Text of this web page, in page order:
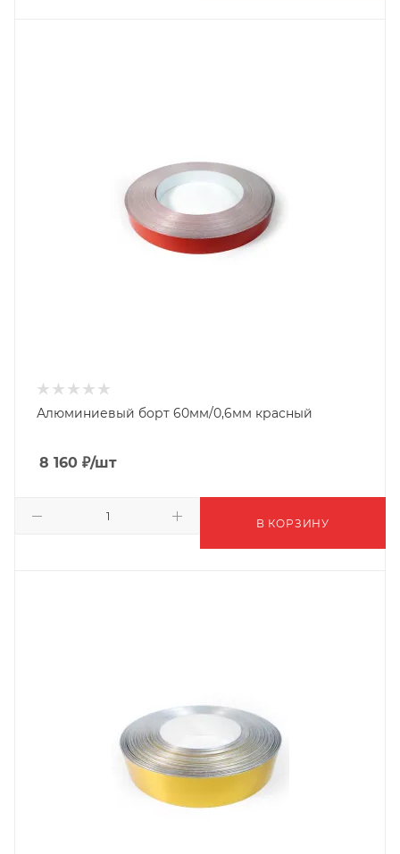
Алюминиевый борт 60мм/0,6мм красный
8 160 ₽/шт
В КОРЗИНУ